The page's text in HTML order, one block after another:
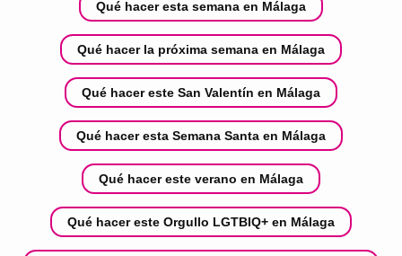
Qué hacer esta semana en Málaga
Qué hacer la próxima semana en Málaga
Qué hacer este San Valentín en Málaga
Qué hacer esta Semana Santa en Málaga
Qué hacer este verano en Málaga
Qué hacer este Orgullo LGTBIQ+ en Málaga